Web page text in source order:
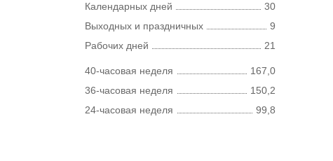
Календарных дней
30
Выходных и праздничных
9
Рабочих дней
21
40-часовая неделя
167,0
36-часовая неделя
150,2
24-часовая неделя
99,8